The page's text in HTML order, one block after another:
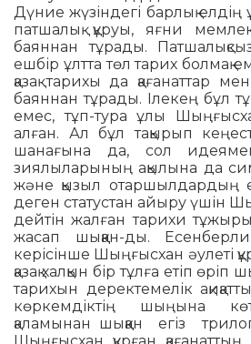
Дүние жүзіндегі барлық елдің
патшалық құруы, яғни
баяннан тұрады.
ешбір ұлтта төл тарих болмақ
қазақ тарихы да қағанаттар
баяннан тұрады. Ілекең бұл
емес, тұп-тура ұлы
алған. Ал бұл тақырып
шанағына да, сол идеямен
зиялыларының ақылына да
және қызыл отар­шылдардың
деген статустан айыру үшін
дейтін жалған тарихи
жасап шыққан-ды.
керісінше Шыңғысхан әулеті
қазақ халқын бір тұлға етіп өріп
тарихын деректемелік
көркем­діктің шыңына
қаламынан шыққан егіз